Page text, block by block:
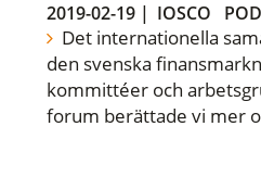
2019-02-19| IOSCO
Det internationella
den svenska
kommittéer och
forum berättade vi mer